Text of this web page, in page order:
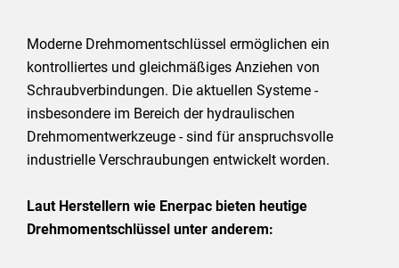
Moderne Drehmomentschlüssel ermöglichen ein
kontrolliertes und gleichmäßiges Anziehen von
Schraubverbindungen. Die aktuellen Systeme -
insbesondere im Bereich der hydraulischen
Drehmomentwerkzeuge - sind für anspruchsvolle
industrielle Verschraubungen entwickelt worden.
Laut Herstellern wie Enerpac bieten heutige
Drehmomentschlüssel unter anderem: